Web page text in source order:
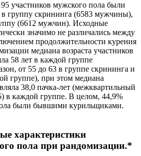
участников мужского пола были
группу скрининга (6583 мужчины),
(6612 мужчин). Исходные
значимо не различались между
продолжительности курения
медиана возраста участников
58 лет в каждой группе
от 55 до 63 в группе скрининга и
группе), при этом медиана
38,0 пачка-лет (межквартильный
в каждой группе. В целом, 44,9%
были бывшими курильщиками.
характеристики
пола при рандомизации.*